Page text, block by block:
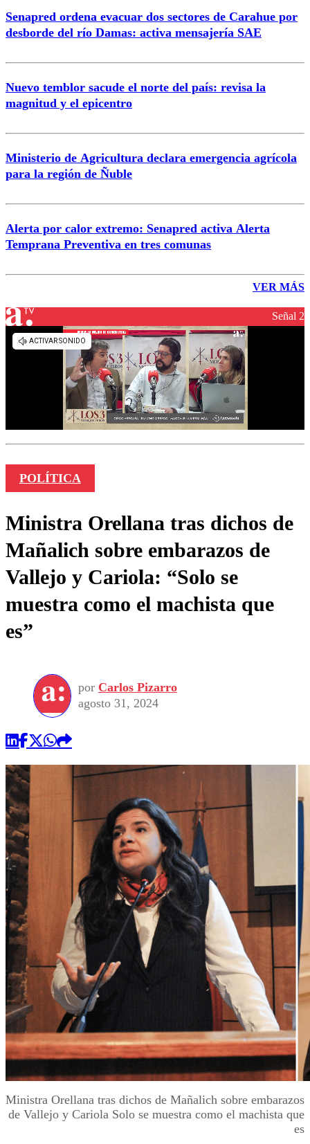
Senapred ordena evacuar dos sectores de Carahue por
desborde del río Damas: activa mensajería SAE
Nuevo temblor sacude el norte del país: revisa la
magnitud y el epicentro
Ministerio de Agricultura declara emergencia agrícola
para la región de Ñuble
Alerta por calor extremo: Senapred activa Alerta
Temprana Preventiva en tres comunas
VER MÁS
Señal 2
POLÍTICA
Ministra Orellana tras dichos de
Mañalich sobre embarazos de
Vallejo y Cariola: “Solo se
muestra como el machista que
es”
por Carlos Pizarro
agosto 31, 2024
Ministra Orellana tras dichos de Mañalich sobre embarazos
de Vallejo y Cariola Solo se muestra como el machista que
es